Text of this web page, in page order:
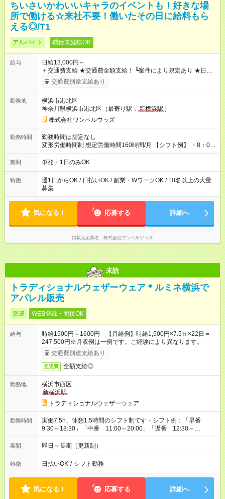
ちいさいかわいいキャラのイベントも！好きな場
所で働ける☆来社不要！働いたその日に給料もら
える◎/T1
アルバイト 職種未経験OK
給与
日給13,000円～
＋交通費支給 ★交通費全額支給！ ┗案件により規定あり ★日払
いOK！（規定あり） ┗働いたその日に現金GET♪ お仕事後はコ
ンビニATMから 日払い分を引き落とせます！ 【試用期間】試
交通費別途支給あり
勤務地
横浜市港北区
神奈川県横浜市港北区（最寄り駅： 新横浜駅 ）
株式会社ワンベルウッズ
勤務時間
勤務時間は指定なし
変形労働時間制 想定労働時間160時間/月 【シフト例】 ・8：00
～21：00
期間 単発・1日のみOK
特徴
週1日からOK / 日払いOK / 副業・WワークOK / 10名以上の大量
募集
気になる！ 応募する 詳細へ
掲載元企業名 株式会社ワンベルウッズ
未読
トラディショナルウェザーウェア＊ルミネ横浜で
アパレル販売
派遣 WEB登録・面接OK
給与
時給1500円～1600円 【月給例】時給1,500円×7.5ｈ×22日＝
247,500円※月収例は一例です。ご経験により異なります。
交通費別途支給あり
交通費 全額支給◎
勤務地
横浜市西区
新横浜駅
トラディショナルウェザーウェア
勤務時間
実働7.5h、休憩1.5時間のシフト制です・シフト例：「早番
9:30～18:30」「中番 11:00～20:00」「遅番 12:30～
21:30」・店舗によって異なりますがこちらを参考にして下さ
い。
期間 即日～長期（更新制）
特徴 日払いOK / シフト勤務
気になる！ 応募する 詳細へ